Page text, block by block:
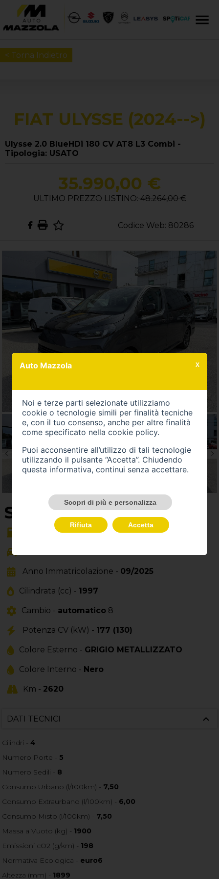
< Torna Indietro
Codice Web: 80286
FIAT ULYSSE (2024-->)
Ulysse 2.0 BlueHDi 180 CV AT8 L3 Combi -
Tipologia: USATO
35.990,00 €
ULTIMO PREZZO LISTINO:48.264,00 €
SU QUEST'AUTO
Alimentazione -gasolio
Anno Immatricolazione - 09/2025
Cilindrata (cc) - 1997
Cambio - automatico 8
Potenza CV (kW) - 177 (130)
Colore Esterno - GRIGIO METALLIZZATO
Colore Interno - Nero
Km - 2620
DATI TECNICI
Cilindri -4
Numero Porte - 5
Numero Sedili - 8
Consumo Urbano (l/100km) - 7,50
Consumo Extraurbano (l/100km) - 6,00
Consumo Misto (l/100km) - 7,50
Massa a Vuoto (kg) - 1900
Emissioni cO2 (g/km) - 198
Normativa Ecologica - euro6
Altezza (mm) - 1899
Auto Mazzola
Noi e terze parti selezionate utilizziamo
cookie o tecnologie simili per finalità tecniche
e, con il tuo consenso, anche per altre finalità
come specificato nella cookie policy.
Puoi acconsentire all’utilizzo di tali tecnologie
utilizzando il pulsante “Accetta”. Chiudendo
questa informativa, continui senza accettare.
Scopri di più e personalizza
Rifiuta Accetta
X